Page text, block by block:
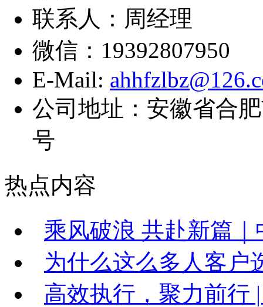
联系人：周经理
微信：19392807950
E-Mail:
公司地址：安徽省合
号
热点内容
乘风破浪 共赴新篇｜
为什么这么多人客户
高效执行，聚力前行